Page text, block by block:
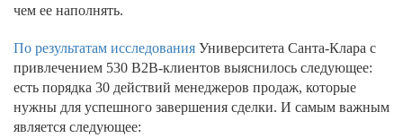
чем ее наполнять.
По результатам исследования Университета Санта-Клара с
привлечением 530 В2В-клиентов выяснилось следующее:
есть порядка 30 действий менеджеров продаж, которые
нужны для успешного завершения сделки. И самым важным
является следующее: